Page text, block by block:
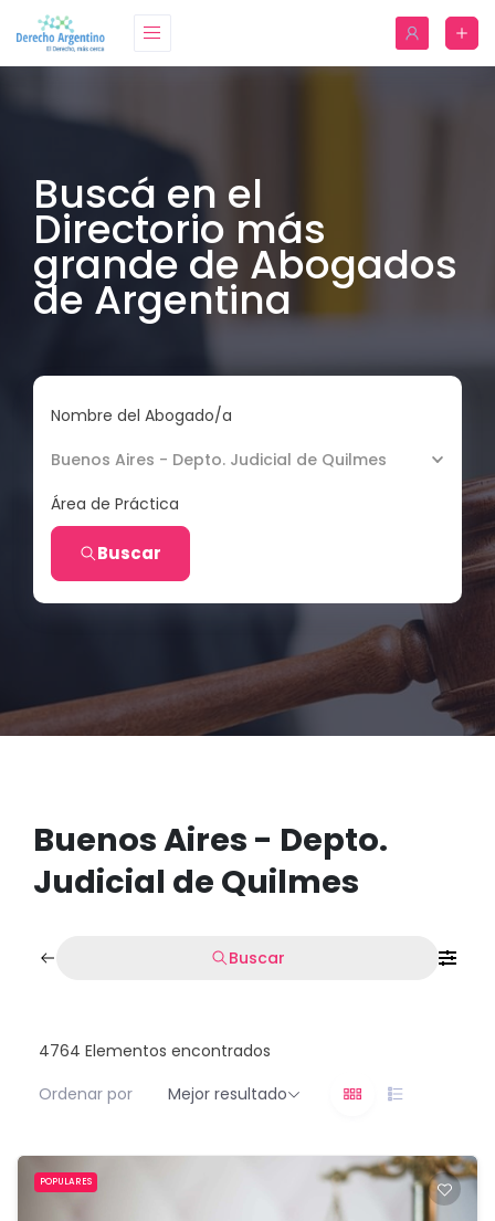
Buscá en el
Directorio más
grande de Abogados
de Argentina
Nombre del Abogado/a
Buenos Aires - Depto. Judicial de Quilmes
Área de Práctica
Buscar
Buenos Aires - Depto.
Judicial de Quilmes
Buscar
4764 Elementos encontrados
Ordenar por
Mejor resultado
POPULARES